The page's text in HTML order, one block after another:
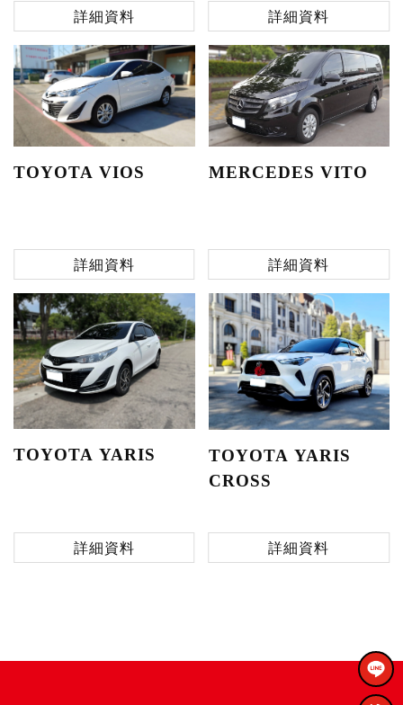
詳細資料 詳細資料
TOYOTA VIOS
詳細資料
MERCEDES VITO
詳細資料
TOYOTA YARIS
詳細資料
TOYOTA YARIS
CROSS
詳細資料